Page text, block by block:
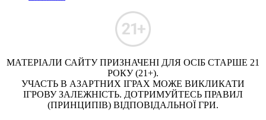
МАТЕРІАЛИ САЙТУ ПРИЗНАЧЕНІ ДЛЯ ОСІБ СТАРШЕ 21
РОКУ (21+).
УЧАСТЬ В АЗАРТНИХ ІГРАХ МОЖЕ ВИКЛИКАТИ
ІГРОВУ ЗАЛЕЖНІСТЬ. ДОТРИМУЙТЕСЬ ПРАВИЛ
(ПРИНЦИПІВ) ВІДПОВІДАЛЬНОЇ ГРИ.